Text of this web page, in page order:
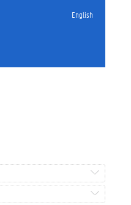
English